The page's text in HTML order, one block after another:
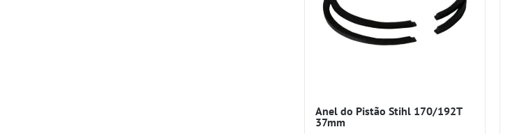
Anel do Pistão Stihl 170/192T
37mm